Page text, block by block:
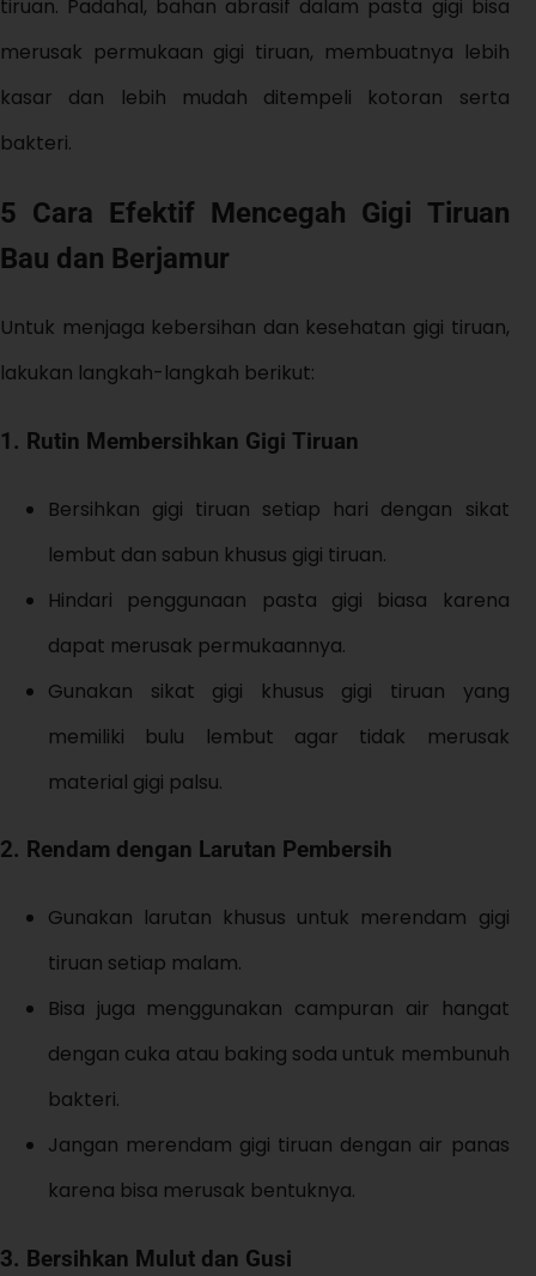
tiruan. Padahal, bahan abrasif dalam pasta gigi bisa
merusak permukaan gigi tiruan, membuatnya lebih
kasar dan lebih mudah ditempeli kotoran serta
bakteri.
5 Cara Efektif Mencegah Gigi Tiruan
Bau dan Berjamur
Untuk menjaga kebersihan dan kesehatan gigi tiruan,
lakukan langkah-langkah berikut:
1. Rutin Membersihkan Gigi Tiruan
Bersihkan gigi tiruan setiap hari dengan sikat
lembut dan sabun khusus gigi tiruan.
Hindari penggunaan pasta gigi biasa karena
dapat merusak permukaannya.
Gunakan sikat gigi khusus gigi tiruan yang
memiliki bulu lembut agar tidak merusak
material gigi palsu.
2. Rendam dengan Larutan Pembersih
Gunakan larutan khusus untuk merendam gigi
tiruan setiap malam.
Bisa juga menggunakan campuran air hangat
dengan cuka atau baking soda untuk membunuh
bakteri.
Jangan merendam gigi tiruan dengan air panas
karena bisa merusak bentuknya.
3. Bersihkan Mulut dan Gusi